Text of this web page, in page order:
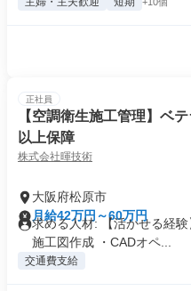
正社員
【空調衛生施工管理】ベ
以上保障
株式会社暉技術
大阪府松原市
月給42万円～60万円
求める人材: 【活かせる経
施工図作成 ・CADオペ...
交通費支給